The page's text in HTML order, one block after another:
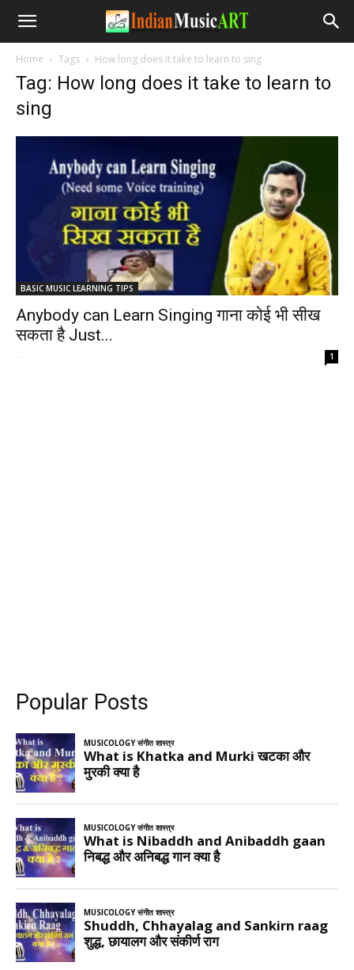
Home Tags How long does it take to learn to sing
Tag: How long does it take to learn to
sing
BASIC MUSIC LEARNING TIPS
Anybody can Learn Singing गाना कोई भी सीख
सकता है Just...
- 1
Popular Posts